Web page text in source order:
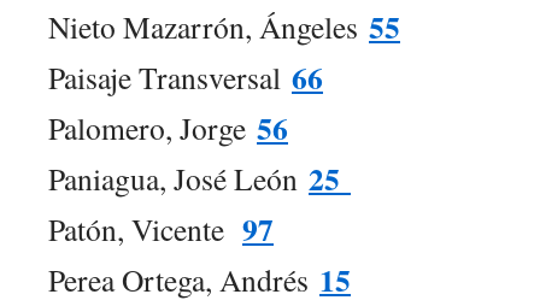
Nieto Mazarrón, Ángeles 55
Paisaje Transversal 66
Palomero, Jorge 56
Paniagua, José León 25
Patón, Vicente 97
Perea Ortega, Andrés 15